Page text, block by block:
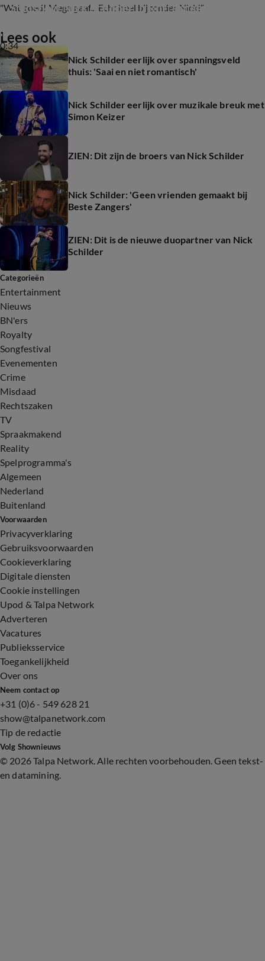
"Wat goed! Mega gaaf... Echt heel bijzonder Nick!"
0:34
Soloshow Nick Schilder in Rotterdam Ahoy
Lees ook
Nick Schilder eerlijk over spanningsveld
thuis: 'Saai en niet romantisch'
Nick Schilder eerlijk over muzikale breuk met
Simon Keizer
ZIEN: Dit zijn de broers van Nick Schilder
Nick Schilder: 'Geen vrienden gemaakt bij
Beste Zangers'
ZIEN: Dit is de nieuwe duopartner van Nick
Schilder
Categorieën
Entertainment
Nieuws
BN'ers
Royalty
Songfestival
Evenementen
Crime
Misdaad
Rechtszaken
TV
Spraakmakend
Reality
Spelprogramma's
Algemeen
Nederland
Buitenland
Voorwaarden
Privacyverklaring
Gebruiksvoorwaarden
Cookieverklaring
Digitale diensten
Cookie instellingen
Upod & Talpa Network
Adverteren
Vacatures
Publieksservice
Toegankelijkheid
Over ons
Neem contact op
+31 (0)6 - 549 628 21
show@talpanetwork.com
Tip de redactie
Volg Shownieuws
© 2026 Talpa Network. Alle rechten voorbehouden. Geen tekst-
en datamining.